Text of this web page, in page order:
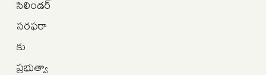
సిలిండర్
సరఫరా
కు
ప్రభుత్వా